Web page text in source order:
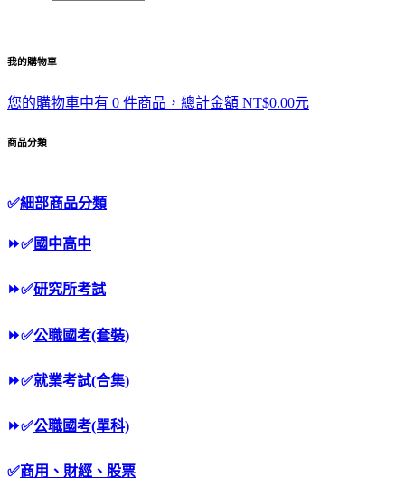
我的購物車
您的購物車中有 0 件商品，總計金額 NT$0.00元
商品分類
✅細部商品分類
⏩✅國中高中
⏩✅研究所考試
⏩✅公職國考(套裝)
⏩✅就業考試(合集)
⏩✅公職國考(單科)
✅商用、財經、股票